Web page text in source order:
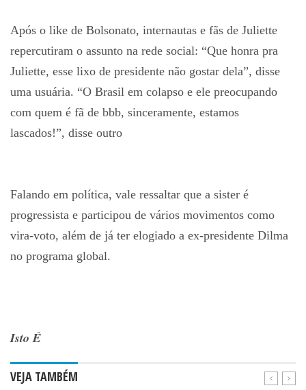
Após o like de Bolsonato, internautas e fãs de Juliette
repercutiram o assunto na rede social: “Que honra pra
Juliette, esse lixo de presidente não gostar dela”, disse
uma usuária. “O Brasil em colapso e ele preocupando
com quem é fã de bbb, sinceramente, estamos
lascados!”, disse outro
Falando em política, vale ressaltar que a sister é
progressista e participou de vários movimentos como
vira-voto, além de já ter elogiado a ex-presidente Dilma
no programa global.
Isto É
VEJA TAMBÉM